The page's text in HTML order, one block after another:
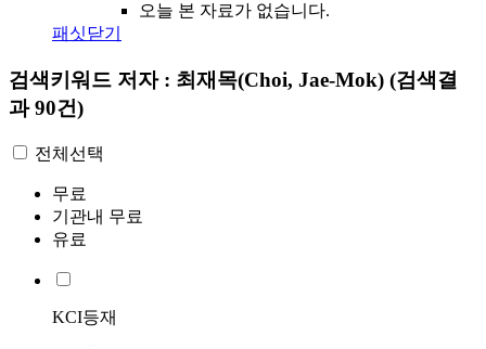
오늘 본 자료가 없습니다.
패싯닫기
검색키워드 저자 : 최재목(Choi, Jae-Mok) (검색결
과 90건)
전체선택
무료
기관내 무료
유료
KCI등재